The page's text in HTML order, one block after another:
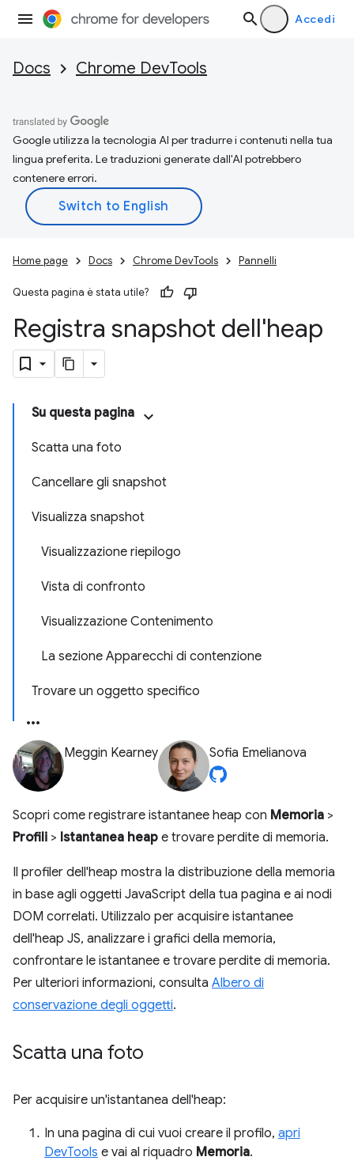
Accedi
Docs Chrome DevTools
Google utilizza la tecnologia AI per tradurre i contenuti nella tua
lingua preferita. Le traduzioni generate dall'AI potrebbero
contenere errori.
Home page Docs Chrome DevTools Pannelli
Questa pagina è stata utile?
Registra snapshot dell'heap
Su questa pagina
Scatta una foto
Cancellare gli snapshot
Visualizza snapshot
Visualizzazione riepilogo
Vista di confronto
Visualizzazione Contenimento
La sezione Apparecchi di contenzione
Trovare un oggetto specifico
Meggin Kearney Sofia Emelianova
Scopri come registrare istantanee heap con Memoria >
Profili > Istantanea heap e trovare perdite di memoria.
Il profiler dell'heap mostra la distribuzione della memoria
in base agli oggetti JavaScript della tua pagina e ai nodi
DOM correlati. Utilizzalo per acquisire istantanee
dell'heap JS, analizzare i grafici della memoria,
confrontare le istantanee e trovare perdite di memoria.
Per ulteriori informazioni, consulta Albero di
conservazione degli oggetti.
Scatta una foto
Per acquisire un'istantanea dell'heap:
In una pagina di cui vuoi creare il profilo, apri
DevTools e vai al riquadro Memoria.